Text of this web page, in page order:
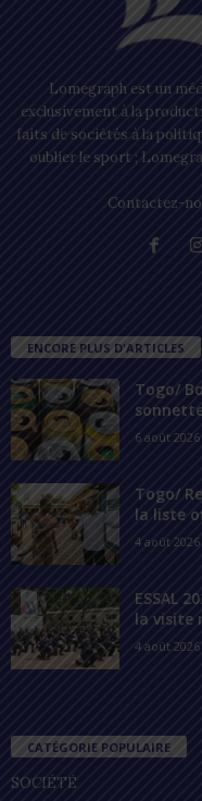
Lomegraph est un
exclusivement à la
faits de sociétés à la
oublier le sport ;
Contactez-
ENCORE PLUS D'ARTICLES
Togo/
6 août 2026
Togo/
la liste
4 août 2026
ESSAL
la visite
4 août 2026
CATÉGORIE POPULAIRE
SOCIÉTÉ